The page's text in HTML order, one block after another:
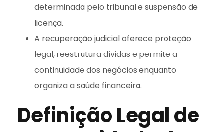
determinada pelo tribunal e suspensão de
licença.
A recuperação judicial oferece proteção
legal, reestrutura dívidas e permite a
continuidade dos negócios enquanto
organiza a saúde financeira.
Definição Legal de